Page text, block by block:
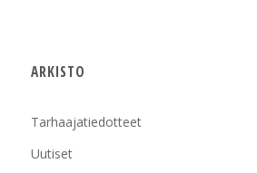
ARKISTO
Tarhaajatiedotteet
Uutiset